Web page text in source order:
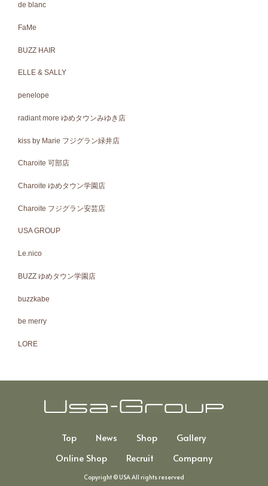
de blanc
FaMe
BUZZ HAIR
ELLE & SALLY
penelope
radiant more ゆめタウンみゆき店
kiss by Marie フジグラン緑井店
Charoite 可部店
Charoite ゆめタウン学園店
Charoite フジグラン安芸店
USA GROUP
Le.nico
BUZZ ゆめタウン学園店
buzzkabe
be merry
LORE
Top News Shop
Gallery
Online Shop
Recruit Company
Copyright © USA All rights reserved